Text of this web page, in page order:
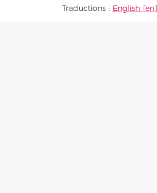
Traductions : English